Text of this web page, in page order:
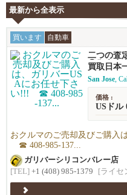
最新から全表示
買います 自動車
二つの査
②御来店
買取日本
San Jose,
価格 :
USドル
おクルマのご売却及びご購入
☎ 408-985-137...
ガリバーシリコンバレー店
[TEL] +1 (408) 985-1379 [ライセ